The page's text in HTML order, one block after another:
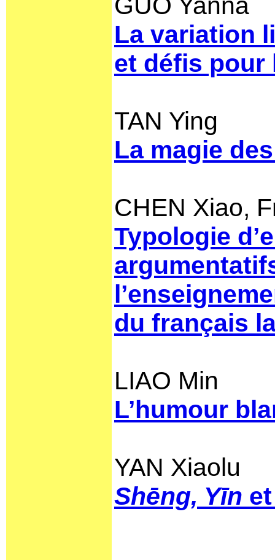
La variation
et défis pour
TAN Ying
La magie
CHEN Xiao,
Typologie
du français
LIAO Min
L’humour
YAN Xiaolu
Shēng, Yīn